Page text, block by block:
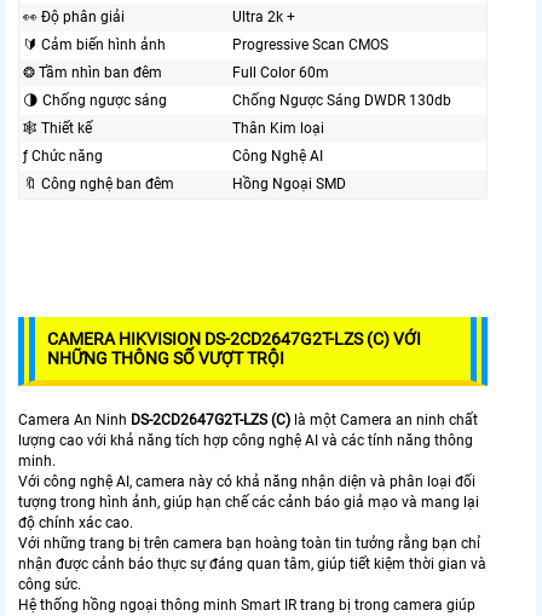
️👀 Độ phân giải
Ultra 2k +
🔰 Cảm biến hình ảnh
Progressive Scan CMOS
❂ Tầm nhìn ban đêm
Full Color 60m
🌗 Chống ngược sáng
Chống Ngược Sáng DWDR 130db
🕸️ Thiết kế
Thân Kim loại
ƒ Chức năng
Công Nghệ AI
🔖 Công nghệ ban đêm
Hồng Ngoại SMD
CAMERA HIKVISION DS-2CD2647G2T-LZS (C) VỚI
NHỮNG THÔNG SỐ VƯỢT TRỘI
Camera An Ninh DS-2CD2647G2T-LZS (C) là một Camera an ninh chất
lượng cao với khả năng tích hợp công nghệ AI và các tính năng thông
minh.
Với công nghệ AI, camera này có khả năng nhận diện và phân loại đối
tượng trong hình ảnh, giúp hạn chế các cảnh báo giả mạo và mang lại
độ chính xác cao.
Với những trang bị trên camera bạn hoàng toàn tin tưởng rằng bạn chỉ
nhận được cảnh báo thực sự đáng quan tâm, giúp tiết kiệm thời gian và
công sức.
Hệ thống hồng ngoại thông minh Smart IR trang bị trong camera giúp